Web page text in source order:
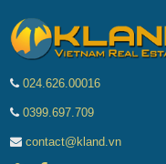
024.626.00016
0399.697.709
contact@kland.vn